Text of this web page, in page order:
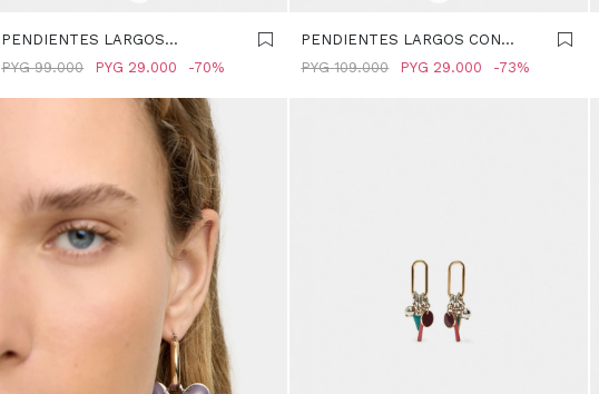
PENDIENTES LARGOS
GEOMÉTRICOS - MULTICOLOR
PYG 29.000
PYG 99.000 70
PENDIENTES LARGOS CON
ESMALTADO - MULTICOLOR
PYG 29.000
PYG 109.000 73